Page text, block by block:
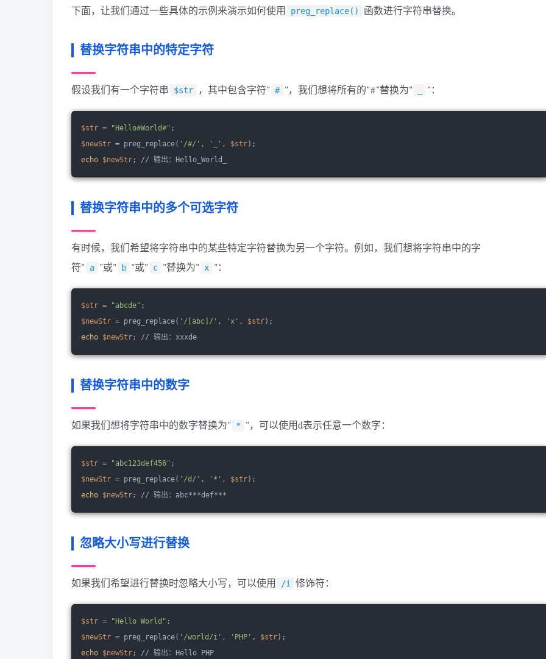
下面，让我们通过一些具体的示例来演示如何使用 preg_replace() 函数进行字符串替换。
替换字符串中的特定字符
假设我们有一个字符串 $str ，其中包含字符" # "，我们想将所有的"#"替换为" "：
$str = "Hello#World#" ;
$newStr = preg_replace( '/#/' , '_' , $str);
echo $newStr; // 输出：Hello_World_
替换字符串中的多个可选字符
有时候，我们希望将字符串中的某些特定字符替换为另一个字符。例如，我们想将字符串中的字
符"
a "或" b "或" c "替换为" x "：
$str = "abcde" ;
$newStr = preg_replace( '/[abc]/' , 'x' , $str);
echo $newStr; // 输出：xxxde
替换字符串中的数字
如果我们想将字符串中的数字替换为" * "，可以使用d表示任意一个数字：
$str = "abc123def456" ;
$newStr = preg_replace( '/d/' , '*' , $str);
echo $newStr; // 输出：abc***def***
忽略大小写进行替换
如果我们希望进行替换时忽略大小写，可以使用 /i 修饰符：
$str = "Hello World" ;
$newStr = preg_replace( '/world/i' , 'PHP' , $str);
echo $newStr; // 输出：Hello PHP